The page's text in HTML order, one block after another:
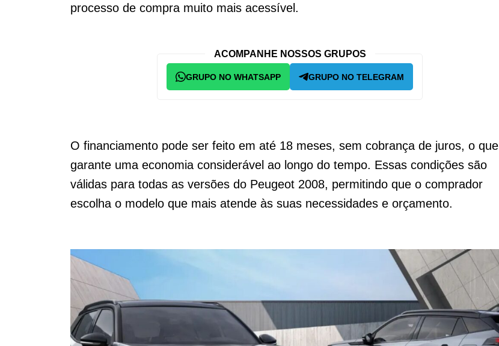
processo de compra muito mais acessível.
ACOMPANHE NOSSOS GRUPOS
GRUPO NO WHATSAPP GRUPO NO TELEGRAM
O financiamento pode ser feito em até 18 meses, sem cobrança de juros, o que
garante uma economia considerável ao longo do tempo. Essas condições são
válidas para todas as versões do Peugeot 2008, permitindo que o comprador
escolha o modelo que mais atende às suas necessidades e orçamento.